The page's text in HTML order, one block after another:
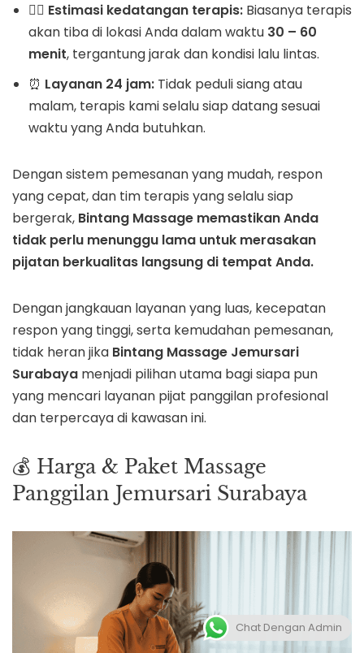
🏃‍♂️ Estimasi kedatangan terapis: Biasanya terapis
akan tiba di lokasi Anda dalam waktu 30 – 60
menit, tergantung jarak dan kondisi lalu lintas.
⏰ Layanan 24 jam: Tidak peduli siang atau
malam, terapis kami selalu siap datang sesuai
waktu yang Anda butuhkan.
Dengan sistem pemesanan yang mudah, respon
yang cepat, dan tim terapis yang selalu siap
bergerak, Bintang Massage memastikan Anda
tidak perlu menunggu lama untuk merasakan
pijatan berkualitas langsung di tempat Anda.
Dengan jangkauan layanan yang luas, kecepatan
respon yang tinggi, serta kemudahan pemesanan,
tidak heran jika Bintang Massage Jemursari
Surabaya menjadi pilihan utama bagi siapa pun
yang mencari layanan pijat panggilan profesional
dan terpercaya di kawasan ini.
💰 Harga & Paket Massage
Panggilan Jemursari Surabaya
Chat Dengan Admin